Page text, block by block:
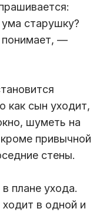
старушку?
понимает, —
как сын уходит,
шуметь на
привычной
стены.
плане ухода.
в одной и